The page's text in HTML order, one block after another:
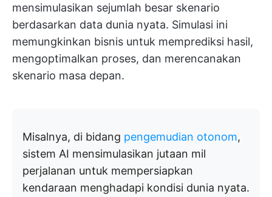
mensimulasikan sejumlah besar skenario
berdasarkan data dunia nyata. Simulasi ini
memungkinkan bisnis untuk memprediksi hasil,
mengoptimalkan proses, dan merencanakan
skenario masa depan.
Misalnya, di bidang pengemudian otonom,
sistem AI mensimulasikan jutaan mil
perjalanan untuk mempersiapkan
kendaraan menghadapi kondisi dunia nyata.